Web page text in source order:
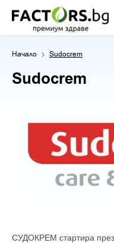
Начало Sudocrem
Sudocrem
СУДОКРЕМ стартира